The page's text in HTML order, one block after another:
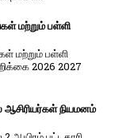
மற்றும் பள்ளி
மற்றும் பள்ளி
2026 2027
ஆசிரியர்கள் நியமனம்